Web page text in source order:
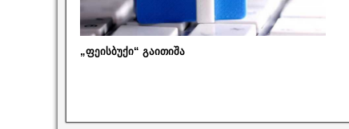
„ფეისბუქი“ გაითიშა